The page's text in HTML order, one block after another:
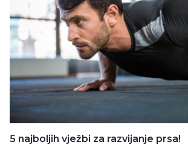
5 najboljih vježbi za razvijanje prsa!